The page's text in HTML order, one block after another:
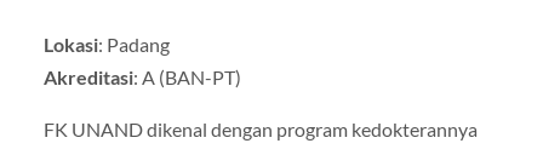
Lokasi: Padang
Akreditasi: A (BAN-PT)
FK UNAND dikenal dengan program kedokterannya